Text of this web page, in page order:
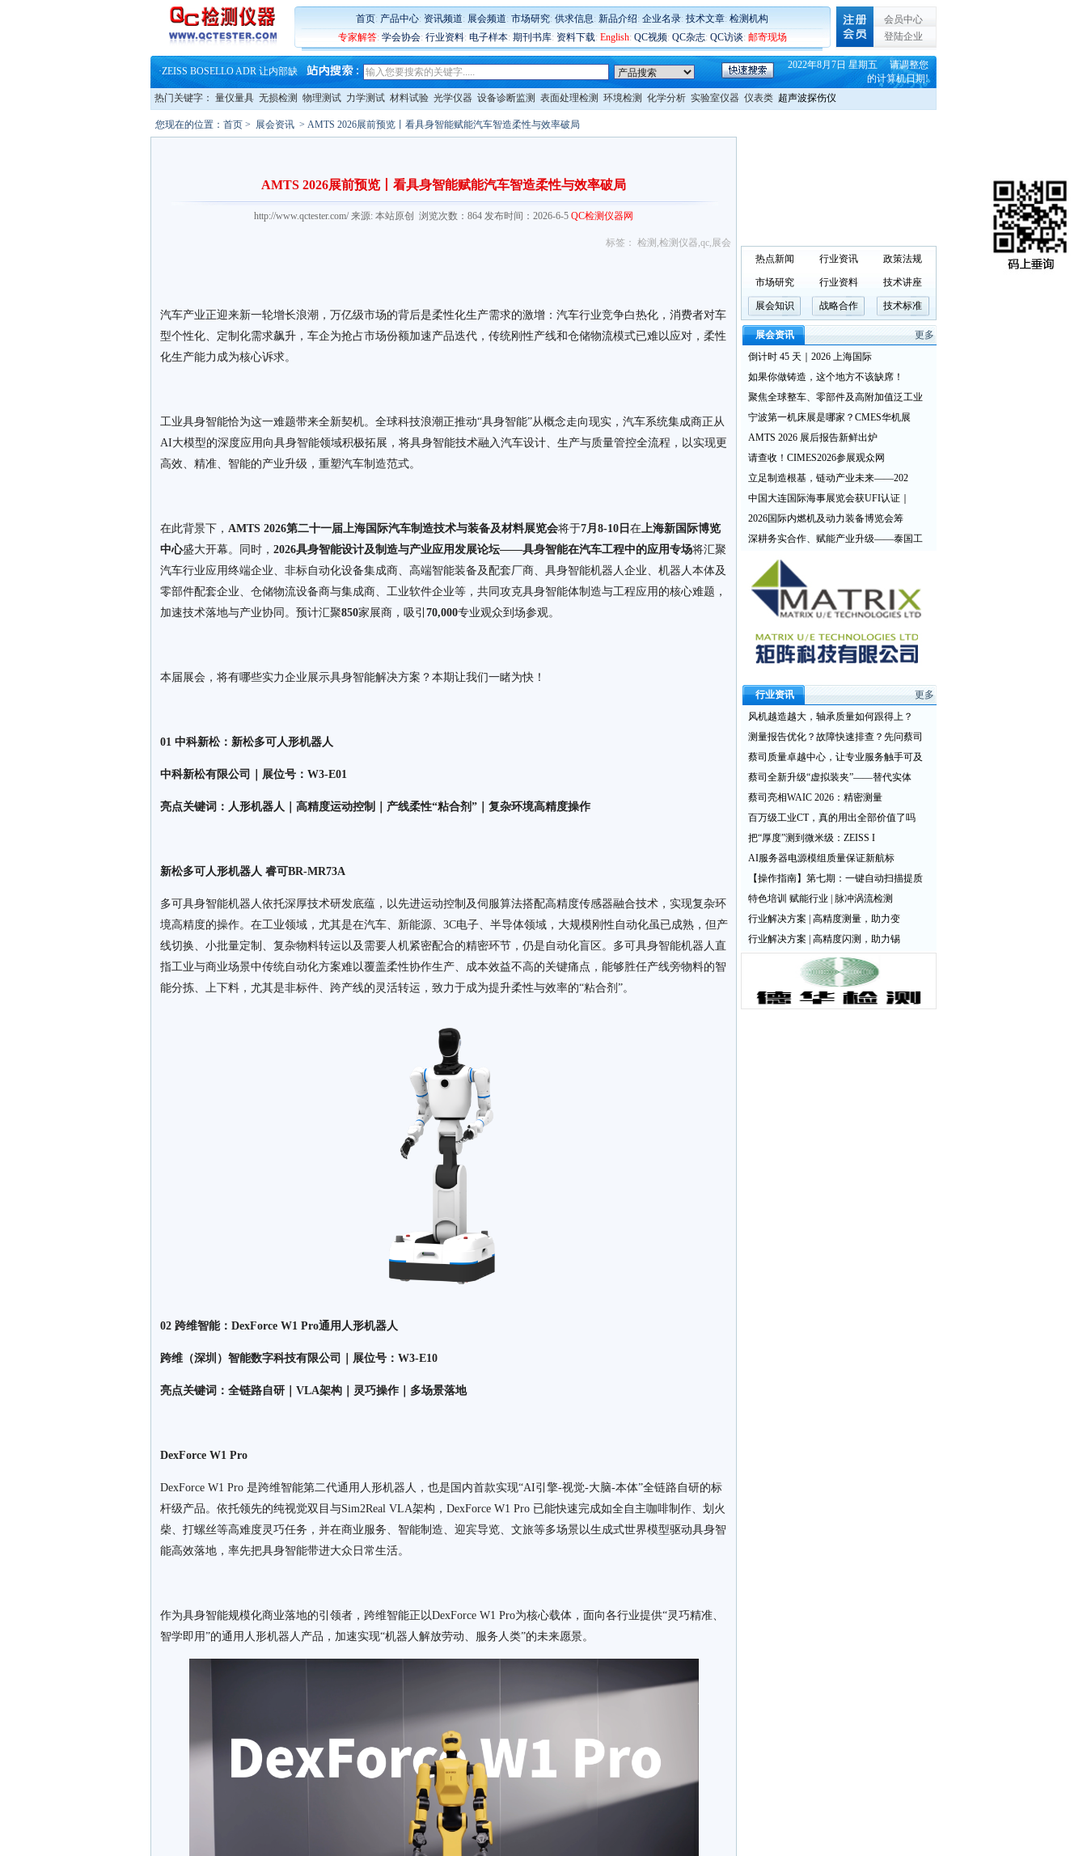
首页: 产品中心: 资讯频道: 展会频道: 市场研究: 供求信息: 新品介绍: 企业名录: 技术文章: 检测机构
专家解答: 学会协会: 行业资料: 电子样本: 期刊书库: 资料下载: English: QC视频: QC杂志: QC访谈: 邮寄现场
会员中心
登陆企业
蔡司软件 | 高效变形分析能
铸就AI服务器质量动脉 – 高
铸就AI服务器质量动脉 – 高
ZEISS BOSELLO ADR 让内部缺
·蔡司和亿纬锂能达成战略合作
·大牌云集 买家升级 ——26
2022年8月7日 星期五 请调整您
的计算机日期!
热门关键字： 量仪量具 无损检测 物理测试 力学测试 材料试验 光学仪器 设备诊断监测 表面处理检测 环境检测 化学分析 实验室仪器 仪表类 超声波探伤仪
您现在的位置： 首页 > 展会资讯 > AMTS 2026展前预览丨看具身智能赋能汽车智造柔性与效率破局
AMTS 2026展前预览丨看具身智能赋能汽车智造柔性与效率破局
http://www.qctester.com/ 来源: 本站原创 浏览次数：864 发布时间：2026-6-5 QC检测仪器网
标签： 检测 ,检测仪器,qc,展会
汽车产业正迎来新一轮增长浪潮，万亿级市场的背后是柔性化生产需求的激增：汽车行业竞争白热化，消费者对车
型个性化、定制化需求飙升，车企为抢占市场份额加速产品迭代，传统刚性产线和仓储物流模式已难以应对，柔性
化生产能力成为核心诉求。
工业具身智能恰为这一难题带来全新契机。全球科技浪潮正推动“具身智能”从概念走向现实，汽车系统集成商正从
AI大模型的深度应用向具身智能领域积极拓展，将具身智能技术融入汽车设计、生产与质量管控全流程，以实现更
高效、精准、智能的产业升级，重塑汽车制造范式。
在此背景下， AMTS 2026第二十一届上海国际汽车制造技术与装备及材料展览会将于7月8-10日 在上海新国际博览
中心盛大开幕。同时， 2026具身智能设计及制造与产业应用发展论坛——具身智能在汽车工程中的应用专场将汇聚
汽车行业应用终端企业、非标自动化设备集成商、高端智能装备及配套厂商、具身智能机器人企业、机器人本体及
零部件配套企业、仓储物流设备商与集成商、工业软件企业等，共同攻克具身智能体制造与工程应用的核心难题，
加速技术落地与产业协同。预计汇聚850家展商，吸引 70,000专业观众到场参观。
本届展会，将有哪些实力企业展示具身智能解决方案？本期让我们一睹为快！
01 中科新松：新松多可人形机器人
中科新松有限公司｜展位号：W3-E01
亮点关键词：人形机器人｜高精度运动控制｜产线柔性“粘合剂”｜复杂环境高精度操作
新松多可人形机器人 睿可BR-MR73A
多可具身智能机器人依托深厚技术研发底蕴，以先进运动控制及伺服算法搭配高精度传感器融合技术，实现复杂环
境高精度的操作。在工业领域，尤其是在汽车、新能源、3C电子、半导体领域，大规模刚性自动化虽已成熟，但产
线切换、小批量定制、复杂物料转运以及需要人机紧密配合的精密环节，仍是自动化盲区。多可具身智能机器人直
指工业与商业场景中传统自动化方案难以覆盖柔性协作生产、成本效益不高的关键痛点，能够胜任产线旁物料的智
能分拣、上下料，尤其是非标件、跨产线的灵活转运，致力于成为提升柔性与效率的“粘合剂”。
02 跨维智能：DexForce W1 Pro通用人形机器人
跨维（深圳）智能数字科技有限公司｜展位号：W3-E10
亮点关键词：全链路自研｜VLA架构｜灵巧操作｜多场景落地
DexForce W1 Pro
DexForce W1 Pro 是跨维智能第二代通用人形机器人，也是国内首款实现“AI引擎-视觉-大脑-本体”全链路自研的标
杆级产品。依托领先的纯视觉双目与Sim2Real VLA架构，DexForce W1 Pro 已能快速完成如全自主咖啡制作、划火
柴、打螺丝等高难度灵巧任务，并在商业服务、智能制造、迎宾导览、文旅等多场景以生成式世界模型驱动具身智
能高效落地，率先把具身智能带进大众日常生活。
作为具身智能规模化商业落地的引领者，跨维智能正以DexForce W1 Pro为核心载体，面向各行业提供“灵巧精准、
智学即用”的通用人形机器人产品，加速实现“机器人解放劳动、服务人类”的未来愿景。
热点新闻 行业资讯 政策法规
市场研究 行业资料 技术讲座
展会知识 战略合作 技术标准
展会资讯
更多
倒计时 45 天｜2026 上海国际
如果你做铸造，这个地方不该缺席！
聚焦全球整车、零部件及高附加值泛工业
宁波第一机床展是哪家？CMES华机展
AMTS 2026 展后报告新鲜出炉
请查收！CIMES2026参展观众网
立足制造根基，链动产业未来——202
中国大连国际海事展览会获UFI认证｜
2026国际内燃机及动力装备博览会筹
深耕务实合作、赋能产业升级——泰国工
行业资讯
更多
风机越造越大，轴承质量如何跟得上？
测量报告优化？故障快速排查？先问蔡司
蔡司质量卓越中心，让专业服务触手可及
蔡司全新升级“虚拟装夹”——替代实体
蔡司亮相WAIC 2026：精密测量
百万级工业CT，真的用出全部价值了吗
把“厚度”测到微米级：ZEISS I
AI服务器电源模组质量保证新航标
【操作指南】第七期：一键自动扫描提质
特色培训 赋能行业 | 脉冲涡流检测
行业解决方案 | 高精度测量，助力变
行业解决方案 | 高精度闪测，助力锡